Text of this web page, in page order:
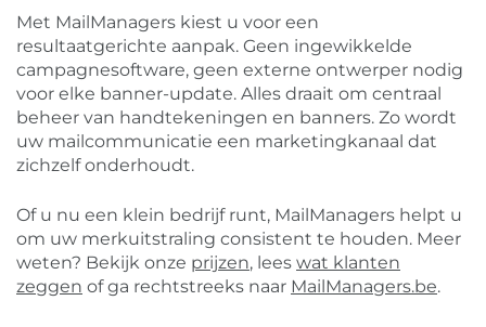
Met MailManagers kiest u voor een
resultaatgerichte aanpak. Geen ingewikkelde
campagnesoftware, geen externe ontwerper nodig
voor elke banner-update. Alles draait om centraal
beheer van handtekeningen en banners. Zo wordt
uw mailcommunicatie een marketingkanaal dat
zichzelf onderhoudt.
Of u nu een klein bedrijf runt, MailManagers helpt u
om uw merkuitstraling consistent te houden. Meer
weten? Bekijk onze prijzen, lees wat klanten
zeggen of ga rechtstreeks naar MailManagers.be.